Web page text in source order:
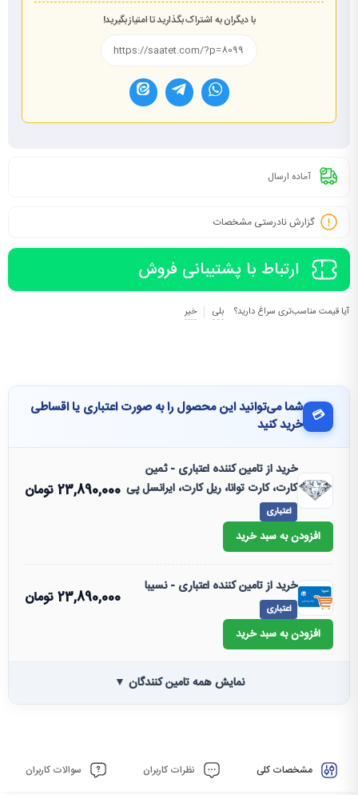
با دیگران به اشتراک بگذارید تا امتیاز بگیرید!
آماده ارسال
گزارش نادرستی مشخصات
ارتباط با پشتیبانی فروش
آیا قیمت مناسب‌تری سراغ دارید؟ بلی خیر
💳 شما می‌توانید این محصول را به صورت اعتباری یا اقساطی
خرید کنید
خرید از تامین کننده اعتباری - ثمین
کارت، کارت توانا، ریل کارت، ایرانسل پی
اعتباری
23,890,000تومان
افزودن به سبد خرید
خرید از تامین کننده اعتباری - نسیبا
اعتباری
23,890,000تومان
افزودن به سبد خرید
نمایش همه تامین کنندگان ▼
مشخصات کلی نظرات کاربران سوالات کاربران